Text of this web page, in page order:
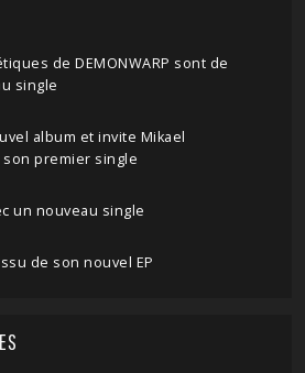
de DEMONWARP sont de
single
album et invite Mikael
son premier single
un nouveau single
de son nouvel EP